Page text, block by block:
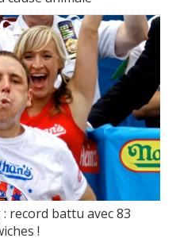
record battu avec 83
!